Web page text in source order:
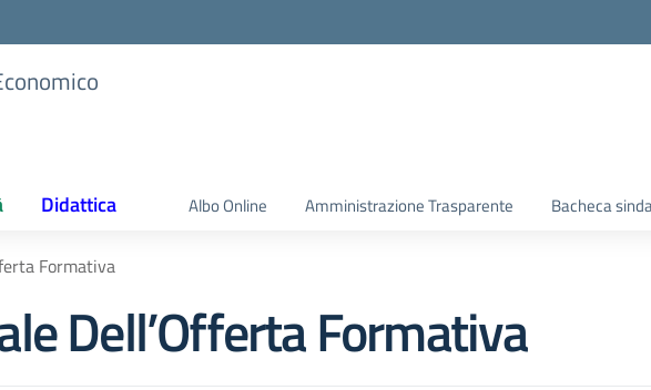
Didattica Albo Online Amministrazione Trasparente Bacheca
Formativa
Dell’Offerta Formativa